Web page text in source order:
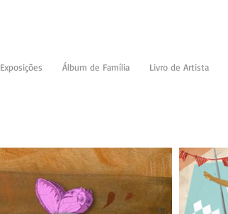
Exposições Álbum de Família Livro de Artista